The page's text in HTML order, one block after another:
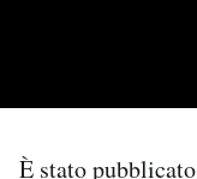
È stato